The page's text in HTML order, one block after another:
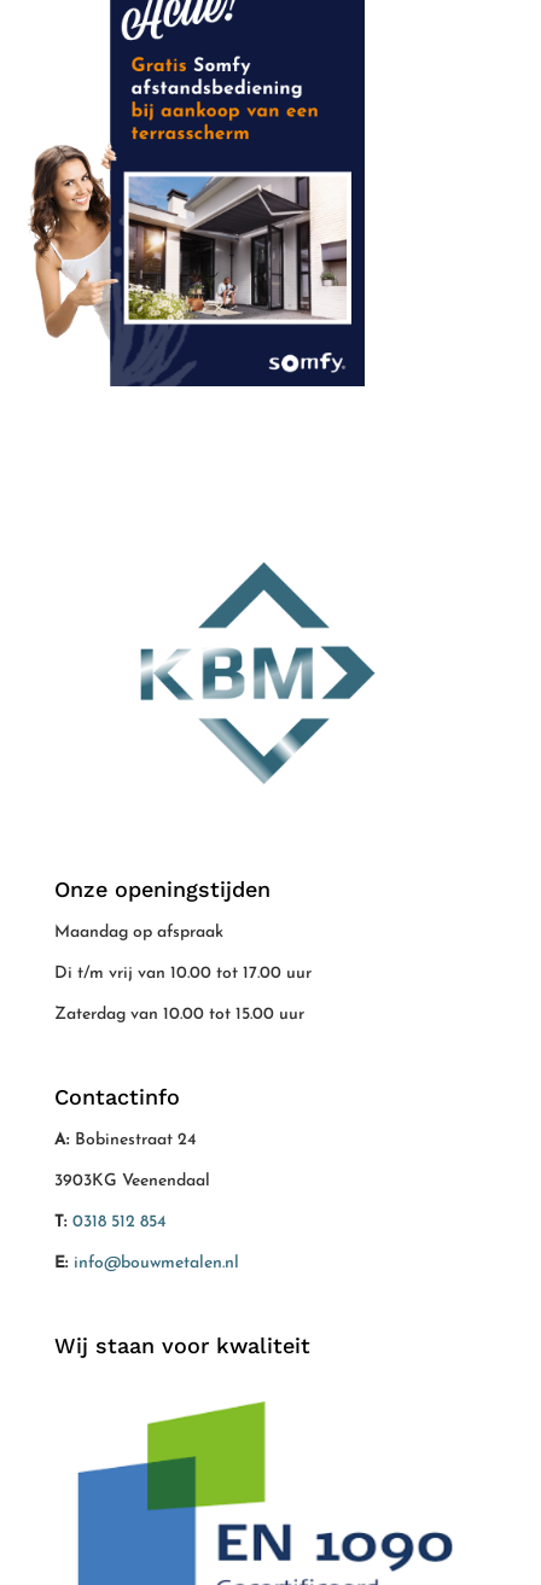
Onze openingstijden
Maandag op afspraak
Di t/m vrij van 10.00 tot 17.00 uur
Zaterdag van 10.00 tot 15.00 uur
Contactinfo
A: Bobinestraat 24
3903KG Veenendaal
T: 0318 512 854
E: info@bouwmetalen.nl
Wij staan voor kwaliteit